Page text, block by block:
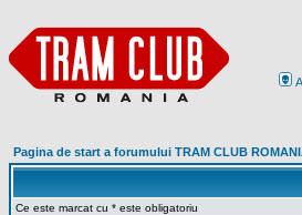
Pagina de start a forumului TRAM CLUB
Ce este marcat cu * este obligatoriu